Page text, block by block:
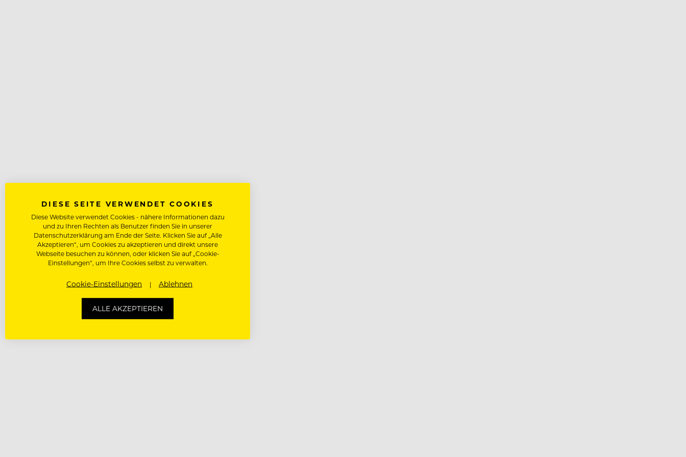
DIESE SEITE VERWENDET COOKIES
Diese Website verwendet Cookies - nähere Informationen dazu
und zu Ihren Rechten als Benutzer finden Sie in unserer
Datenschutzerklärung am Ende der Seite. Klicken Sie auf „Alle
Akzeptieren“, um Cookies zu akzeptieren und direkt unsere
Webseite besuchen zu können, oder klicken Sie auf „Cookie-
Einstellungen“, um Ihre Cookies selbst zu verwalten.
Cookie-Einstellungen Ablehnen
ALLE AKZEPTIEREN